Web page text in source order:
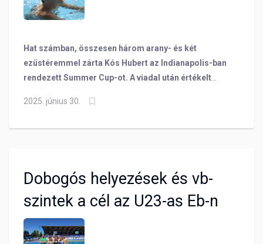
Hat számban, összesen három arany- és két
ezüstéremmel zárta Kós Hubert az Indianapolis-ban
rendezett Summer Cup-ot. A viadal után értékelt
munkából jött, mégis jól sikerült számára a verseny,
2025. június 30.
Dobogós helyezések és vb-
szintek a cél az U23-as Eb-n